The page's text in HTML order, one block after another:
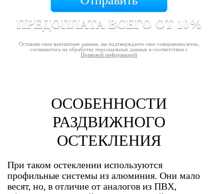
ПРЕДОПЛАТА ВСЕГО ОТ 10%
Оставляя свои контактные данные, вы подтверждаете свое совершеннолетие,
соглашаетесь на обработку персональных данных в соответствии с
Правовой информацией
ОСОБЕННОСТИ
РАЗДВИЖНОГО
ОСТЕКЛЕНИЯ
При таком остеклении используются
профильные системы из алюминия. Они мало
весят, но, в отличие от аналогов из ПВХ,